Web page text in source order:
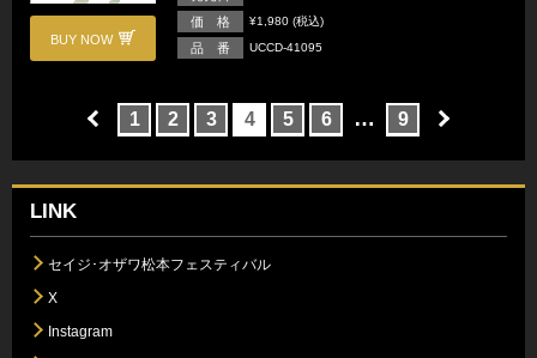
BUY NOW
価 格 ¥1,980 (税込)
品 番 UCCD-41095
1 2 3 4 5 6 … 9
LINK
セイジ･オザワ松本フェスティバル
X
Instagram